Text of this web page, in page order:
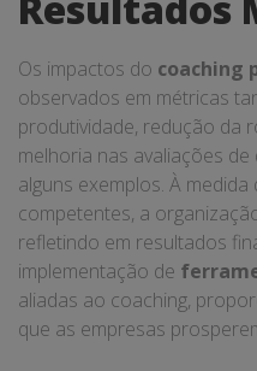
Os impactos do coaching
observados em métricas
produtividade, redução da
melhoria nas avaliações
alguns exemplos. À
competentes, a
refletindo em resultados
implementação de
aliadas ao coaching,
que as empresas